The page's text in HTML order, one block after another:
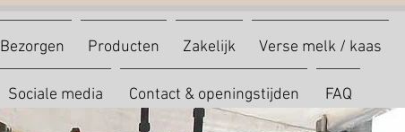
Bezorgen Producten Zakelijk Verse melk / kaas
Sociale media Contact & openingstijden FAQ